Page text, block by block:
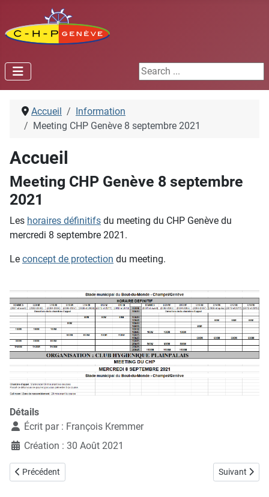
Search ...
Accueil
Information
Meeting CHP Genève 8 septembre 2021
Accueil
Meeting CHP Genève 8 septembre
2021
Les horaires définitifs du meeting du CHP Genève du
mercredi 8 septembre 2021.
Le concept de protection du meeting.
Détails
Écrit par : François Kremmer
Création : 30 Août 2021
Article précédent : 05.09.2021, Médailles aux Championnats
Précédent Article
Suivant